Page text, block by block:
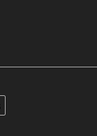
i næste trin din